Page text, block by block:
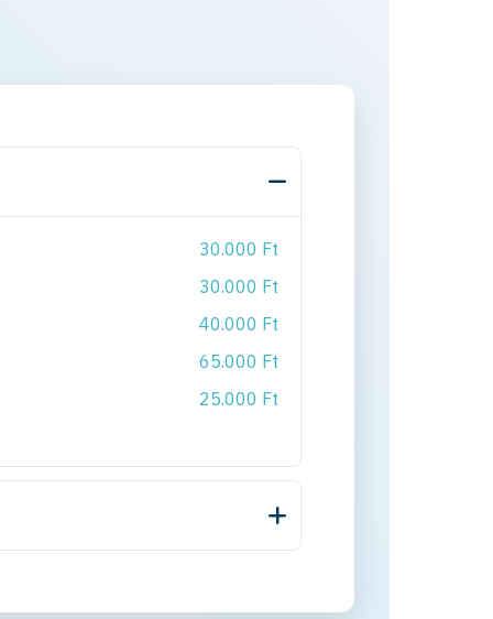
30.000 Ft
30.000 Ft
40.000 Ft
65.000 Ft
25.000 Ft